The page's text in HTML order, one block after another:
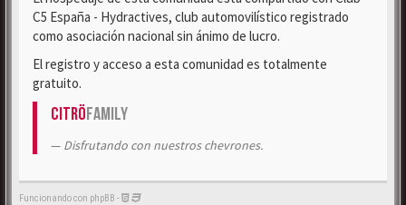
C5 España - Hydractives, club automovilístico registrado
como asociación nacional sin ánimo de lucro.
El registro y acceso a esta comunidad es totalmente
gratuito.
CitröFamily
Disfrutando con nuestros chevrones.
Funcionando con phpBB -